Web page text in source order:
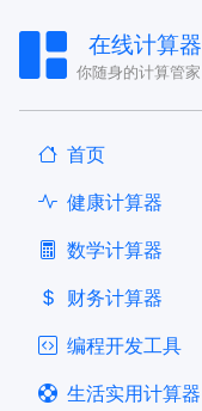
在线计算器
你随身的计算管家
首页
健康计算器
​数学计算器
财务计算器
编程开发工具
生活实用计算器